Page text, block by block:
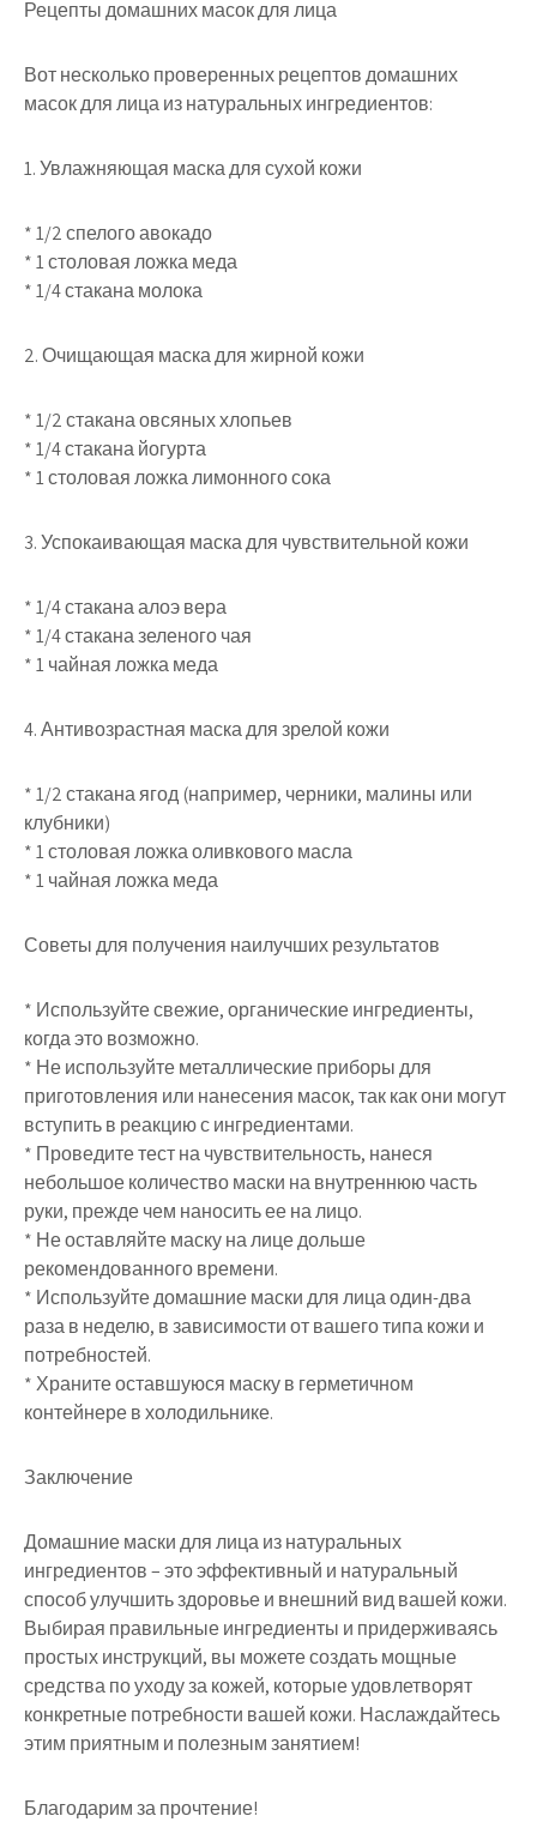
Рецепты домашних масок для лица
Вот несколько проверенных рецептов домашних
масок для лица из натуральных ингредиентов:
1. Увлажняющая маска для сухой кожи
* 1/2 спелого авокадо
* 1 столовая ложка меда
* 1/4 стакана молока
2. Очищающая маска для жирной кожи
* 1/2 стакана овсяных хлопьев
* 1/4 стакана йогурта
* 1 столовая ложка лимонного сока
3. Успокаивающая маска для чувствительной кожи
* 1/4 стакана алоэ вера
* 1/4 стакана зеленого чая
* 1 чайная ложка меда
4. Антивозрастная маска для зрелой кожи
* 1/2 стакана ягод (например, черники, малины или
клубники)
* 1 столовая ложка оливкового масла
* 1 чайная ложка меда
Советы для получения наилучших результатов
* Используйте свежие, органические ингредиенты,
когда это возможно.
* Не используйте металлические приборы для
приготовления или нанесения масок, так как они могут
вступить в реакцию с ингредиентами.
* Проведите тест на чувствительность, нанеся
небольшое количество маски на внутреннюю часть
руки, прежде чем наносить ее на лицо.
* Не оставляйте маску на лице дольше
рекомендованного времени.
* Используйте домашние маски для лица один-два
раза в неделю, в зависимости от вашего типа кожи и
потребностей.
* Храните оставшуюся маску в герметичном
контейнере в холодильнике.
Заключение
Домашние маски для лица из натуральных
ингредиентов – это эффективный и натуральный
способ улучшить здоровье и внешний вид вашей кожи.
Выбирая правильные ингредиенты и придерживаясь
простых инструкций, вы можете создать мощные
средства по уходу за кожей, которые удовлетворят
конкретные потребности вашей кожи. Наслаждайтесь
этим приятным и полезным занятием!
Благодарим за прочтение!